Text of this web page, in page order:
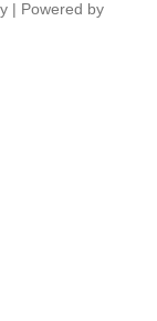
| Powered by